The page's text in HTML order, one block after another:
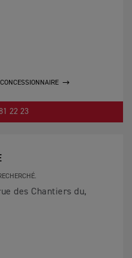
22 23
des Chantiers du,